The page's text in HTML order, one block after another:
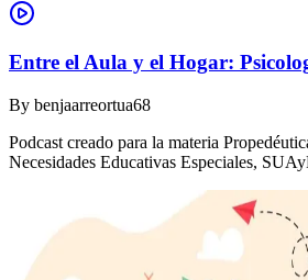
Entre el Aula y el Hogar:
By benjaarreortua68
Podcast creado para la materia
Necesidades Educativas Especiales,